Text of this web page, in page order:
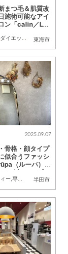
東海市
まつ毛＆肌質改
施術可能なアイ
ン「calin／Lat
る広告
ダイエット 健康,専門店
,おひとりさま,友人,個室
半田市
2025.09.07
骨格・顔タイプ
似合うファッシ
（ルーパ）」
27(金)オープン
ー 専門店 まちネタ